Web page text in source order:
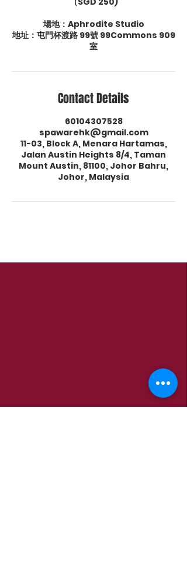
場地：Aphrodite Studio
地址：屯門杯渡路 99號 99Commons 909
室
Contact Details
60104307528
spawarehk@gmail.com
11-03, Block A, Menara Hartamas,
Jalan Austin Heights 8/4, Taman
Mount Austin, 81100, Johor Bahru,
Johor, Malaysia